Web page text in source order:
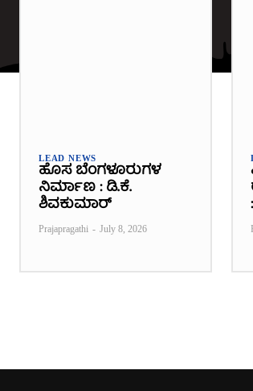
LEAD NEWS
ಹೊಸ ಬೆಂಗಳೂರುಗಳ
ನಿರ್ಮಾಣ : ಡಿ.ಕೆ.
ಶಿವಕುಮಾರ್
Prajapragathi - July 8, 2026